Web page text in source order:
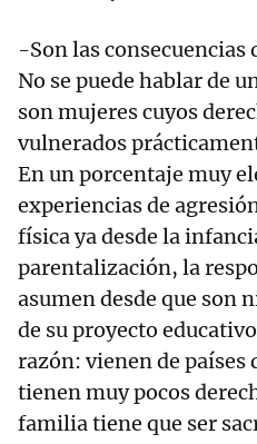
-Son las
No se puede hablar de
son mujeres cuyos
vulnerados
En un porcentaje muy
experiencias de
física ya desde la
parentalización, la
asumen desde que son
de su proyecto
razón: vienen de países
tienen muy pocos
familia tiene que ser